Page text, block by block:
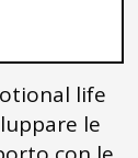
life
le